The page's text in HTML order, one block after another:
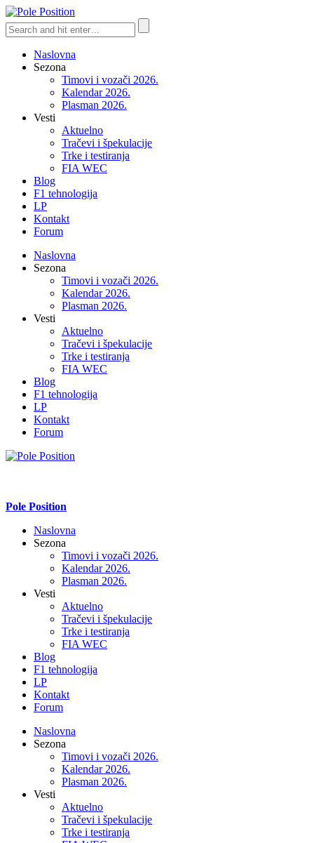
Naslovna
Sezona
Timovi i vozači 2026.
Kalendar 2026.
Plasman 2026.
Vesti
Aktuelno
Tračevi i špekulacije
Trke i testiranja
FIA WEC
Blog
F1 tehnologija
LP
Kontakt
Forum
Naslovna
Sezona
Timovi i vozači 2026.
Kalendar 2026.
Plasman 2026.
Vesti
Aktuelno
Tračevi i špekulacije
Trke i testiranja
FIA WEC
Blog
F1 tehnologija
LP
Kontakt
Forum
Pole Position
Naslovna
Sezona
Timovi i vozači 2026.
Kalendar 2026.
Plasman 2026.
Vesti
Aktuelno
Tračevi i špekulacije
Trke i testiranja
FIA WEC
Blog
F1 tehnologija
LP
Kontakt
Forum
Naslovna
Sezona
Timovi i vozači 2026.
Kalendar 2026.
Plasman 2026.
Vesti
Aktuelno
Tračevi i špekulacije
Trke i testiranja